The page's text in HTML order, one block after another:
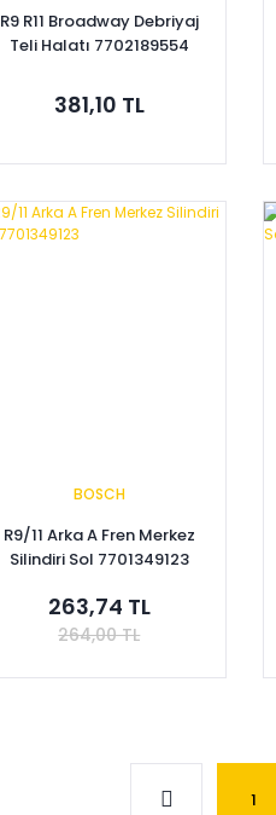
R9 R11 Broadway Debriyaj
Teli Halatı 7702189554
381,10 TL
Sepete Ekle
BOSCH
R9/11 Arka A Fren Merkez
Silindiri Sol 7701349123
263,74 TL
264,00 TL
1